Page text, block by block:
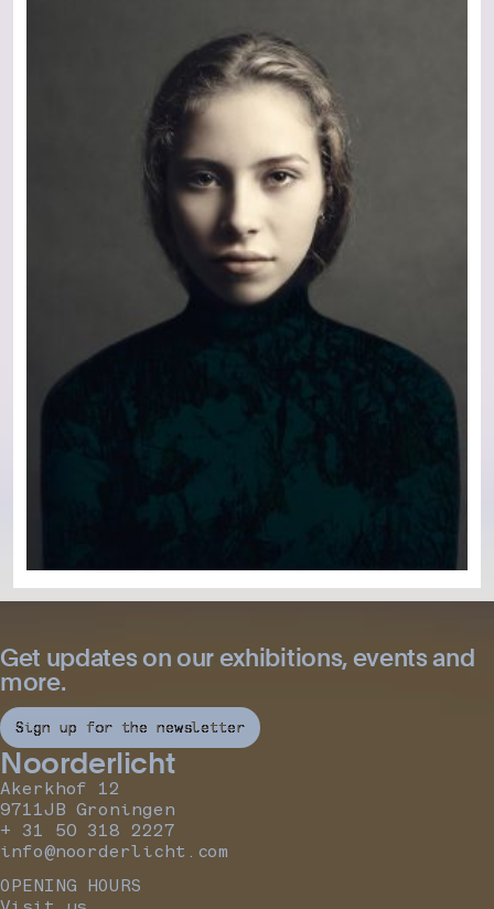
Get updates on our exhibitions, events and
more.
Sign up for the newsletter
Noorderlicht
Akerkhof 12
9711JB Groningen
+ 31 50 318 2227
info@noorderlicht.com
OPENING HOURS